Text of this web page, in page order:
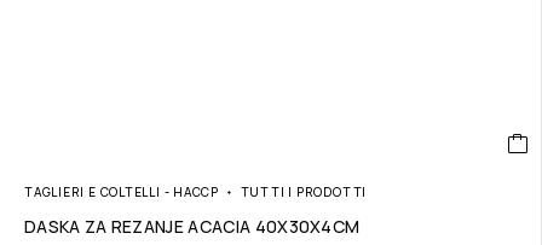
TAGLIERI E COLTELLI - HACCP TUTTI I PRODOTTI
DASKA ZA REZANJE ACACIA 40X30X4CM